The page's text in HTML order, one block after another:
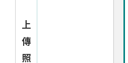
上
傳
照